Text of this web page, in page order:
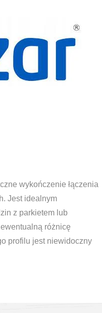
wykończenie łączenia
Jest idealnym
z parkietem lub
różnicę
profilu jest niewidoczny